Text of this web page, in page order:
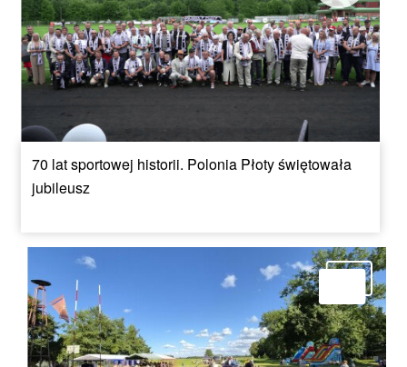
70 lat sportowej historii. Polonia Płoty świętowała
jubileusz